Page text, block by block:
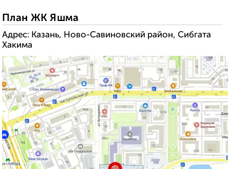
План ЖК Яшма
Адрес: Казань, Ново-Савиновский район, Сибгата
Хакима